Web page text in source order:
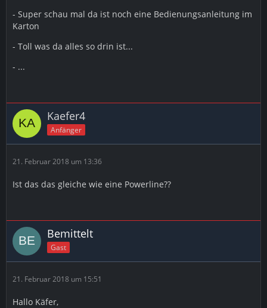
- Super schau mal da ist noch eine Bedienungsanleitung im
Karton
- Toll was da alles so drin ist...
- ...
Kaefer4
Anfänger
21. Februar 2018 um 13:36
Ist das das gleiche wie eine Powerline??
Bemittelt
Gast
21. Februar 2018 um 15:51
Hallo Käfer,